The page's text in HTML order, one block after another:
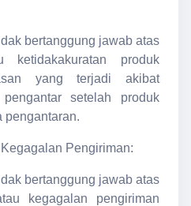
bertanggung jawab atas
ketidakakuratan produk
yang terjadi akibat
setelah produk
pengantaran.
Pengiriman:
bertanggung jawab atas
kegagalan pengiriman